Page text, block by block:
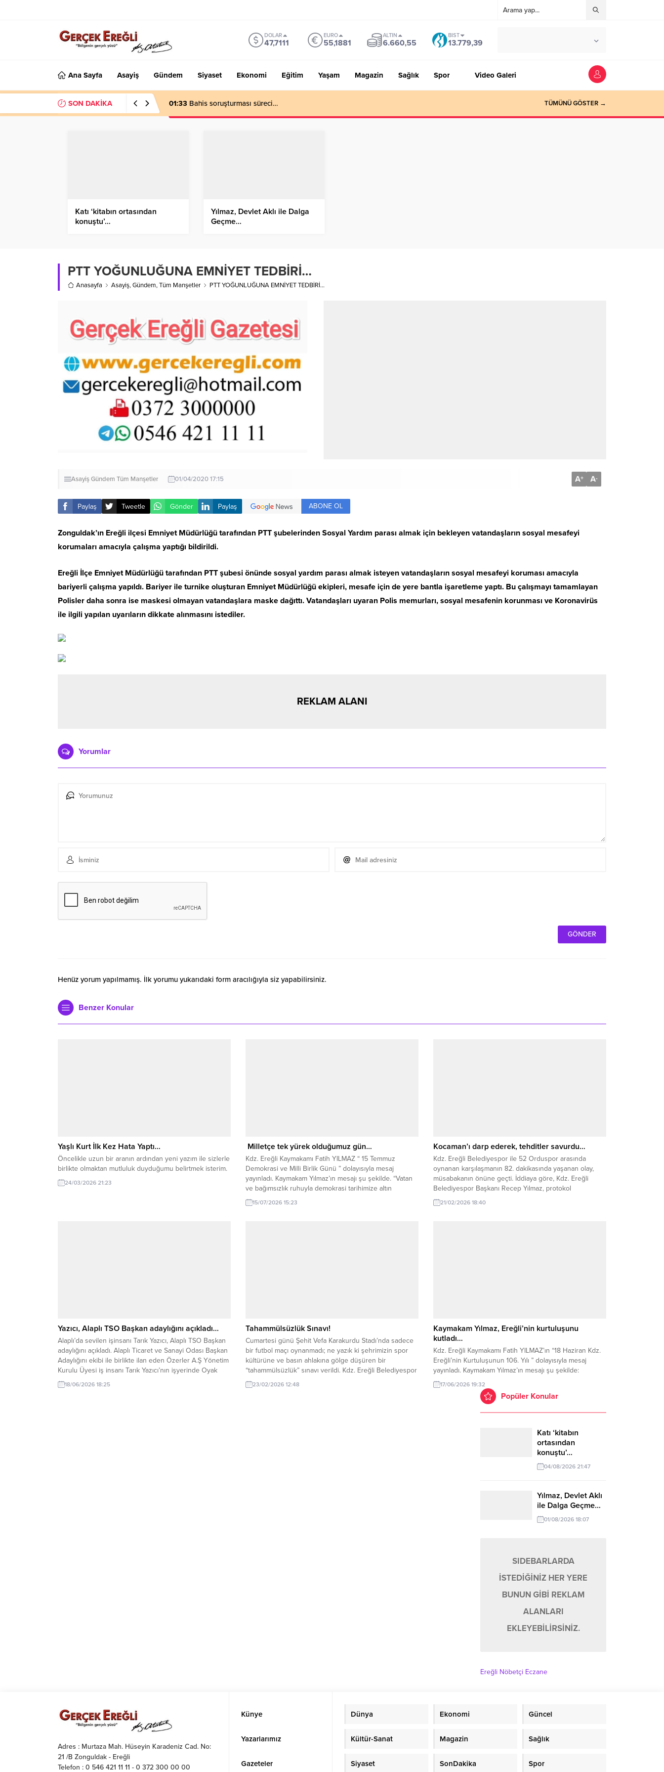
DOLAR
47,7111
EURO
55,1881
ALTIN
6.660,55
BIST
13.779,39
Ana Sayfa Asayiş Gündem Siyaset Ekonomi Eğitim Yaşam Magazin Sağlık Spor Video Galeri
SON DAKİKA 01:33 Bahis soruşturması süreci… TÜMÜNÜ GÖSTER →
Katı ‘kitabın ortasından
konuştu’…
Yılmaz, Devlet Aklı ile Dalga
Geçme…
PTT YOĞUNLUĞUNA EMNİYET TEDBİRİ…
Anasayfa Asayiş,Gündem,Tüm Manşetler PTT YOĞUNLUĞUNA EMNİYET TEDBİRİ…
AsayişGündem Tüm Manşetler 01/04/2020 17:15 A+ A-
Paylaş Tweetle Gönder Paylaş ABONE OL
Zonguldak’ın Ereğli ilçesi Emniyet Müdürlüğü tarafından PTT şubelerinden Sosyal Yardım parası almak için bekleyen vatandaşların sosyal mesafeyi
korumaları amacıyla çalışma yaptığı bildirildi.
Ereğli İlçe Emniyet Müdürlüğü tarafından PTT şubesi önünde sosyal yardım parası almak isteyen vatandaşların sosyal mesafeyi koruması amacıyla
bariyerli çalışma yapıldı. Bariyer ile turnike oluşturan Emniyet Müdürlüğü ekipleri, mesafe için de yere bantla işaretleme yaptı. Bu çalışmayı tamamlayan
Polisler daha sonra ise maskesi olmayan vatandaşlara maske dağıttı. Vatandaşları uyaran Polis memurları, sosyal mesafenin korunması ve Koronavirüs
ile ilgili yapılan uyarıların dikkate alınmasını istediler.
REKLAM ALANI
Yorumlar
Henüz yorum yapılmamış. İlk yorumu yukarıdaki form aracılığıyla siz yapabilirsiniz.
Benzer Konular
Yaşlı Kurt İlk Kez Hata Yaptı…
Öncelikle uzun bir aranın ardından yeni yazım ile sizlerle
birlikte olmaktan mutluluk duyduğumu belirtmek isterim.
24/03/2026 21:23
Milletçe tek yürek olduğumuz gün…
Kdz. Ereğli Kaymakamı Fatih YILMAZ “ 15 Temmuz
Demokrasi ve Milli Birlik Günü ” dolayısıyla mesaj
yayınladı. Kaymakam Yılmaz’ın mesajı şu şekilde. “Vatan
ve bağımsızlık ruhuyla demokrasi tarihimize altın
harflerle kazılan destansı mücadelenin anma günü “15
Temmuz Demokrasi ve Milli Birlik Günü”; Milletçe tek
15/07/2026 15:23
Kocaman’ı darp ederek, tehditler savurdu…
Kdz. Ereğli Belediyespor ile 52 Orduspor arasında
oynanan karşılaşmanın 82. dakikasında yaşanan olay,
müsabakanın önüne geçti. İddiaya göre, Kdz. Ereğli
Belediyespor Başkanı Recep Yılmaz, protokol
tribününden sahaya inerek İmtiyaz Sahibimiz Kaan
Kocaman ile tartışma yaşadı. Tartışma sırasında Başkan
21/02/2026 18:40
Yazıcı, Alaplı TSO Başkan adaylığını açıkladı…
Alaplı’da sevilen işinsanı Tarık Yazıcı, Alaplı TSO Başkan
adaylığını açıkladı. Alaplı Ticaret ve Sanayi Odası Başkan
Adaylığını ekibi ile birlikte ilan eden Özerler A.Ş Yönetim
Kurulu Üyesi iş insanı Tarık Yazıcı’nın işyerinde Oyak
Genel Müdürü Prof. Murat Yalçıntaş ve Erdemir Genel
Müdürü Şaban Yazıcı ile görüştü. Yazıcı’yı Kdz. Ereğli
18/06/2026 18:25
Tahammülsüzlük Sınavı!
Cumartesi günü Şehit Vefa Karakurdu Stadı’nda sadece
bir futbol maçı oynanmadı; ne yazık ki şehrimizin spor
kültürüne ve basın ahlakına gölge düşüren bir
“tahammülsüzlük” sınavı verildi. Kdz. Ereğli Belediyespor
ile 52 Orduspor arasındaki mücadelenin 82. dakikasında
yaşananlar, skor tabelasındaki rakamlardan çok daha
23/02/2026 12:48
Kaymakam Yılmaz, Ereğli’nin kurtuluşunu
kutladı…
Kdz. Ereğli Kaymakamı Fatih YILMAZ’ın “18 Haziran Kdz.
Ereğli’nin Kurtuluşunun 106. Yılı ” dolayısıyla mesaj
yayınladı. Kaymakam Yılmaz’ın mesajı şu şekilde:
“Yurdumuzu ele geçirmeye çalışan işgal devletlerinin
stratejik noktalardan biri olarak gördüğü Karadeniz
Ereğli, 8 Haziran 1920’de Fransızlar tarafından işgal
17/06/2026 19:32
Popüler Konular
Katı ‘kitabın
ortasından
konuştu’…
04/08/2026 21:47
Yılmaz, Devlet Aklı
ile Dalga Geçme…
01/08/2026 18:07
SIDEBARLARDA
İSTEDİĞİNİZ HER YERE
BUNUN GİBİ REKLAM
ALANLARI
EKLEYEBİLİRSİNİZ.
Ereğli Nöbetçi Eczane
Adres : Murtaza Mah. Hüseyin Karadeniz Cad. No:
21 /B Zonguldak - Ereğli
Telefon : 0 546 421 11 11 - 0 372 300 00 00
Künye
Yazarlarımız
Gazeteler
Dünya Ekonomi Güncel
Kültür-Sanat Magazin Sağlık
Siyaset SonDakika Spor